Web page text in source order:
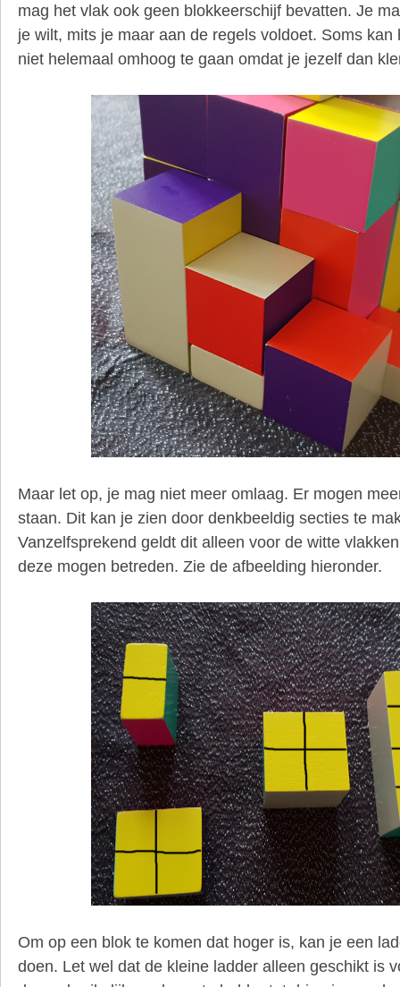
mag het vlak ook geen blokkeerschijf bevatten. Je
je wilt, mits je maar aan de regels voldoet. Soms kan
niet helemaal omhoog te gaan omdat je jezelf dan
Maar let op, je mag niet meer omlaag. Er mogen
staan. Dit kan je zien door denkbeeldig secties te
Vanzelfsprekend geldt dit alleen voor de witte
deze mogen betreden. Zie de afbeelding hieronder.
Om op een blok te komen dat hoger is, kan je een
doen. Let wel dat de kleine ladder alleen geschikt is